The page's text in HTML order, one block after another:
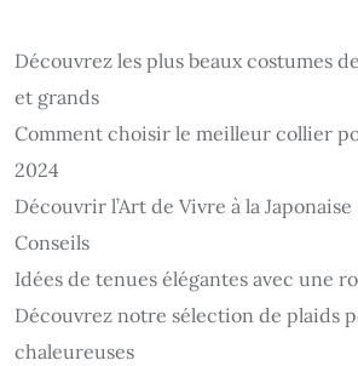
Découvrez les plus beaux costumes
et grands
Comment choisir le meilleur collier
2024
Découvrir l’Art de Vivre à la
Conseils
Idées de tenues élégantes avec une
Découvrez notre sélection de plaids
chaleureuses